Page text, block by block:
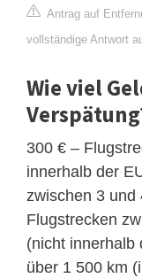
Antrag auf
vollständige Antwort
Wie viel
300 € –
innerhalb der
zwischen 3 und
Flugstrecken
(nicht innerhalb
über 1 500 km